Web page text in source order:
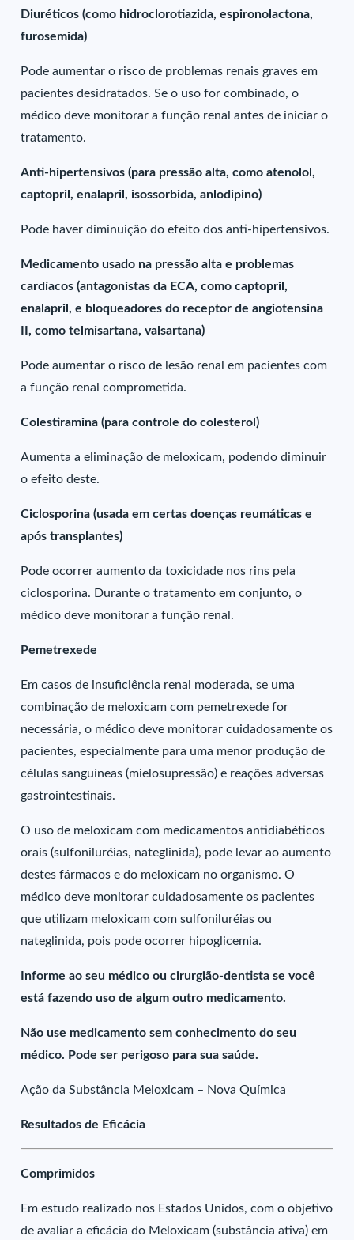
Diuréticos (como hidroclorotiazida, espironolactona,
furosemida)
Pode aumentar o risco de problemas renais graves em
pacientes desidratados. Se o uso for combinado, o
médico deve monitorar a função renal antes de iniciar o
tratamento.
Anti-hipertensivos (para pressão alta, como atenolol,
captopril, enalapril, isossorbida, anlodipino)
Pode haver diminuição do efeito dos anti-hipertensivos.
Medicamento usado na pressão alta e problemas
cardíacos (antagonistas da ECA, como captopril,
enalapril, e bloqueadores do receptor de angiotensina
II, como telmisartana, valsartana)
Pode aumentar o risco de lesão renal em pacientes com
a função renal comprometida.
Colestiramina (para controle do colesterol)
Aumenta a eliminação de meloxicam, podendo diminuir
o efeito deste.
Ciclosporina (usada em certas doenças reumáticas e
após transplantes)
Pode ocorrer aumento da toxicidade nos rins pela
ciclosporina. Durante o tratamento em conjunto, o
médico deve monitorar a função renal.
Pemetrexede
Em casos de insuficiência renal moderada, se uma
combinação de meloxicam com pemetrexede for
necessária, o médico deve monitorar cuidadosamente os
pacientes, especialmente para uma menor produção de
células sanguíneas (mielosupressão) e reações adversas
gastrointestinais.
O uso de meloxicam com medicamentos antidiabéticos
orais (sulfoniluréias, nateglinida), pode levar ao aumento
destes fármacos e do meloxicam no organismo. O
médico deve monitorar cuidadosamente os pacientes
que utilizam meloxicam com sulfoniluréias ou
nateglinida, pois pode ocorrer hipoglicemia.
Informe ao seu médico ou cirurgião-dentista se você
está fazendo uso de algum outro medicamento.
Não use medicamento sem conhecimento do seu
médico. Pode ser perigoso para sua saúde.
Ação da Substância Meloxicam – Nova Química
Resultados de Eficácia
Comprimidos
Em estudo realizado nos Estados Unidos, com o objetivo
de avaliar a eficácia do Meloxicam (substância ativa) em